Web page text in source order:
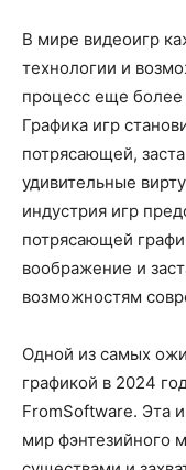
В мире видеоигр
технологии и
процесс еще
Графика игр
потрясающей,
удивительные
индустрия игр
потрясающей
воображение и
возможностям
Одной из самых
графикой в 2024
FromSoftware. Эта
мир фэнтезийного